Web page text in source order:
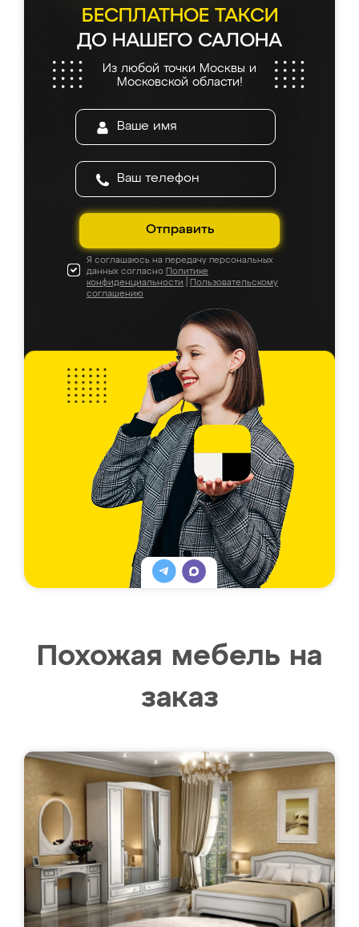
БЕСПЛАТНОЕ ТАКСИ
ДО НАШЕГО САЛОНА
Из любой точки Москвы и
Московской области!
Отправить
Я соглашаюсь на передачу персональных
данных согласно Политике
конфиденциальности
Пользовательскому
соглашению
Похожая мебель на
заказ